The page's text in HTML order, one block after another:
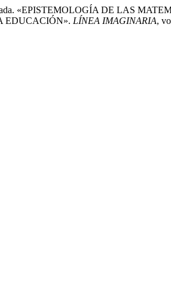
«EPISTEMOLOGÍA DE LAS
EDUCACIÓN». LÍNEA IMAGINARIA,